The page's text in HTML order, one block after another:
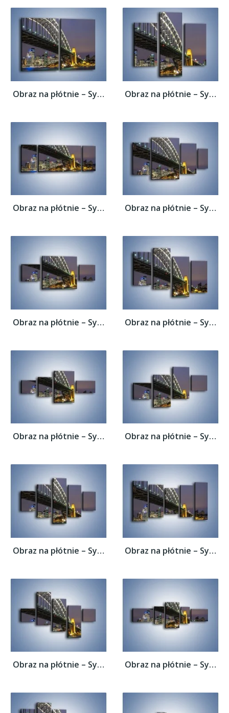
Obraz na płótnie – Sydney Harbour Bridge –... Obraz na płótnie – Sydney Harbour Bridge –...
Obraz na płótnie – Sydney Harbour Bridge –... Obraz na płótnie – Sydney Harbour Bridge –...
Obraz na płótnie – Sydney Harbour Bridge –... Obraz na płótnie – Sydney Harbour Bridge –...
Obraz na płótnie – Sydney Harbour Bridge –... Obraz na płótnie – Sydney Harbour Bridge –...
Obraz na płótnie – Sydney Harbour Bridge –... Obraz na płótnie – Sydney Harbour Bridge –...
Obraz na płótnie – Sydney Harbour Bridge –... Obraz na płótnie – Sydney Harbour Bridge –...